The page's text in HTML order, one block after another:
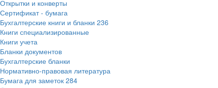
Открытки и конверты
Сертификат - бумага
Бухгалтерские книги и бланки 236
Книги специализированные
Книги учета
Бланки документов
Бухгалтерские бланки
Нормативно-правовая литература
Бумага для заметок 284